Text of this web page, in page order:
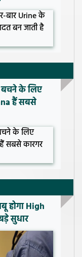
बचने के लिए
हैं सबसे
होगा High
सुधार